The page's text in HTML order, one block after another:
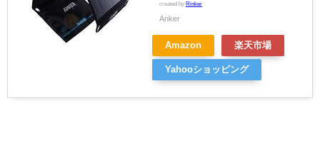
created by Rinker
Anker
Amazon 楽天市場
Yahooショッピング